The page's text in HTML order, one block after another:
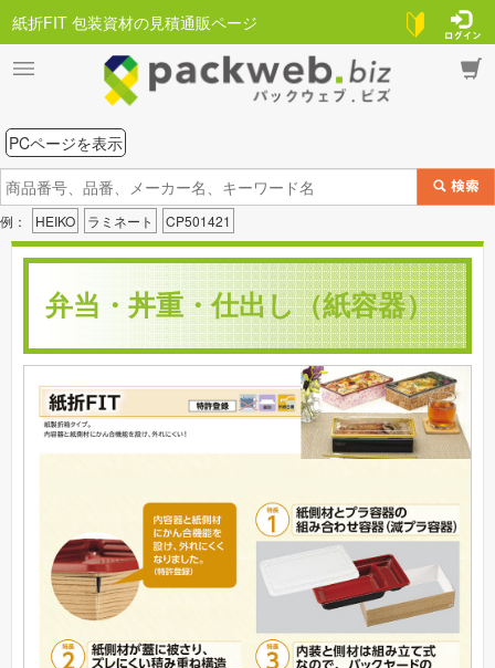
紙折FIT 包装資材の見積通販ページ
PCページを表示
例： HEIKO ラミネート CP501421
弁当・丼重・仕出し（紙容器）